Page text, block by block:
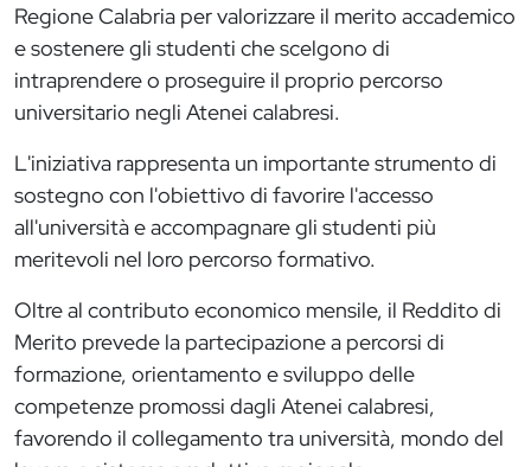
Regione Calabria per valorizzare il merito accademico
e sostenere gli studenti che scelgono di
intraprendere o proseguire il proprio percorso
universitario negli Atenei calabresi.
L'iniziativa rappresenta un importante strumento di
sostegno con l'obiettivo di favorire l'accesso
all'università e accompagnare gli studenti più
meritevoli nel loro percorso formativo.
Oltre al contributo economico mensile, il Reddito di
Merito prevede la partecipazione a percorsi di
formazione, orientamento e sviluppo delle
competenze promossi dagli Atenei calabresi,
favorendo il collegamento tra università, mondo del